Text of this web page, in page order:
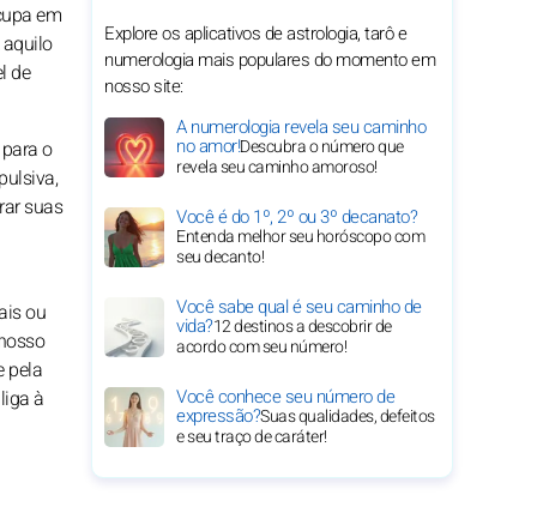
em
de
o
suas
ou
pela
à
Explore os aplicativos de astrologia, tarô e
numerologia mais populares do momento em
nosso site:
A numerologia revela seu caminho
no amor!Descubra o número que
revela seu caminho amoroso!
Você é do 1º, 2º ou 3º decanato?
Entenda melhor seu horóscopo com
seu decanto!
Você sabe qual é seu caminho de
vida?12 destinos a descobrir de
acordo com seu número!
Você conhece seu número de
expressão?Suas qualidades, defeitos
e seu traço de caráter!